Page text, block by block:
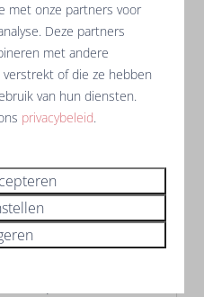
met onze partners voor
Deze partners
met andere
of die ze hebben
van hun diensten.
privacybeleid.